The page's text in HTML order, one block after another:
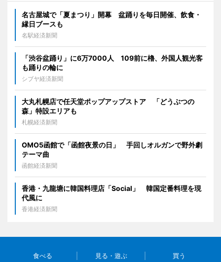
名古屋城で「夏まつり」開幕 盆踊りを毎日開催、飲食・
縁日ブースも
名駅経済新聞
「渋谷盆踊り」に6万7000人 109前に櫓、外国人観光客
も踊りの輪に
シブヤ経済新聞
大丸札幌店で任天堂ポップアップストア 「どうぶつの
森」特設エリアも
札幌経済新聞
OMO5函館で「函館夜景の日」 手回しオルガンで野外劇
テーマ曲
函館経済新聞
香港・九龍塘に韓国料理店「Social」 韓国定番料理を現
代風に
香港経済新聞
食べる 見る・遊ぶ 買う